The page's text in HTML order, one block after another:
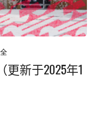
新于2025年1